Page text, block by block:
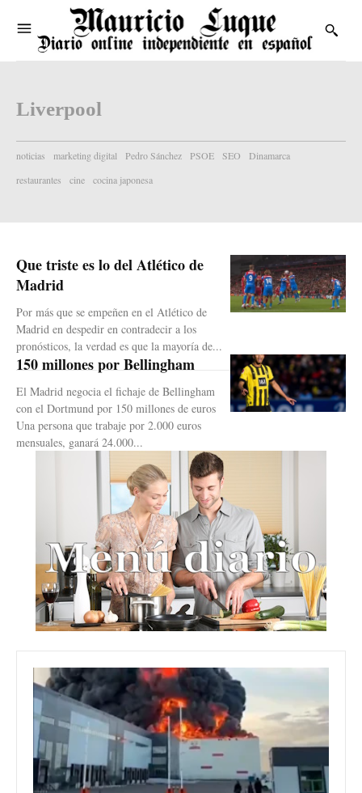
Liverpool
noticias marketing digital Pedro Sánchez PSOE SEO
Dinamarca
restaurantes
cine cocina japonesa
Que triste es lo del Atlético de
Madrid
Por más que se empeñen en el Atlético de
Madrid en despedir en contradecir a los
pronósticos, la verdad es que la mayoría de...
150 millones por Bellingham
El Madrid negocia el fichaje de Bellingham
con el Dortmund por 150 millones de euros
Una persona que trabaje por 2.000 euros
mensuales, ganará 24.000...